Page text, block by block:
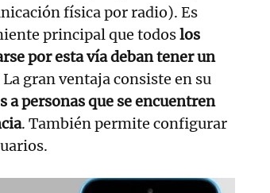
física por radio). Es
principal que todoslos
por esta vía deban tener un
La gran ventaja consiste en su
a personas que se encuentren
. También permite configurar